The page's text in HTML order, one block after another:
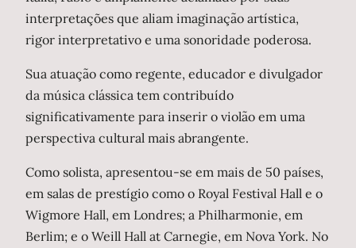
interpretações que aliam imaginação artística,
rigor interpretativo e uma sonoridade poderosa.
Sua atuação como regente, educador e divulgador
da música clássica tem contribuído
significativamente para inserir o violão em uma
perspectiva cultural mais abrangente.
Como solista, apresentou-se em mais de 50 países,
em salas de prestígio como o Royal Festival Hall e o
Wigmore Hall, em Londres; a Philharmonie, em
Berlim; e o Weill Hall at Carnegie, em Nova York. No